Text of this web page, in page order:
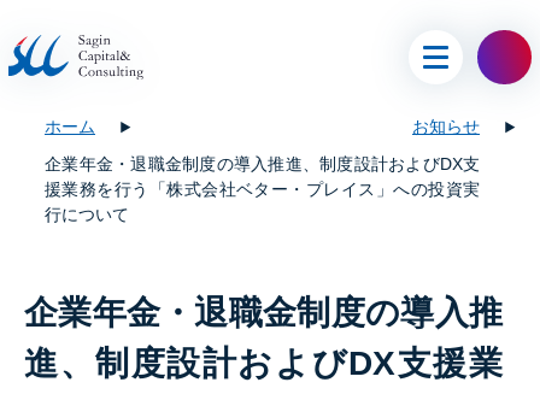
ホーム
お知らせ
企業年金・退職金制度の導入推進、制度設計およびDX支
援業務を行う「株式会社ベター・プレイス」への投資実
行について
企業年金・退職金制度の導入推
進、制度設計およびDX支援業